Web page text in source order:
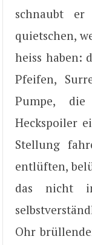
schnaubt er
quietschen,
heiss haben:
Pfeifen,
Pumpe,
Heckspoiler
Stellung
entlüften,
das nicht
Ohr